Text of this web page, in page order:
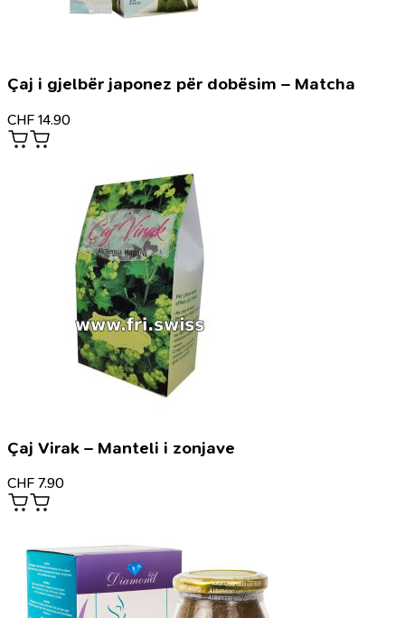
Çaj i gjelbër japonez për dobësim – Matcha
CHF 14.90
Çaj Virak – Manteli i zonjave
CHF 7.90